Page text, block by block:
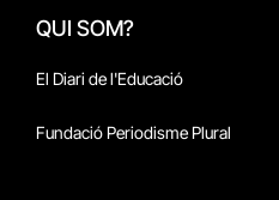
QUI SOM?
El Diari de l'Educació
Fundació Periodisme Plural